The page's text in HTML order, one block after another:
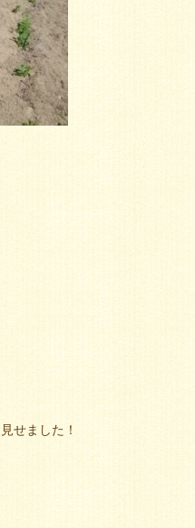
せました！